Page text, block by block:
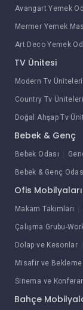
Avangart Yemek
Mermer Yemek
Art Deco Yemek
TV Ünitesi
Modern Tv Üniteleri
Country Tv Üniteleri
Doğal Ahşap Tv
Bebek & Genç
Bebek Odası
Bebek & Genç
Ofis Mobilyaları
Makam Takımları
Çalışma Grubu-
Dolap ve Kesonlar
Misafir ve
Sinema ve
Bahçe